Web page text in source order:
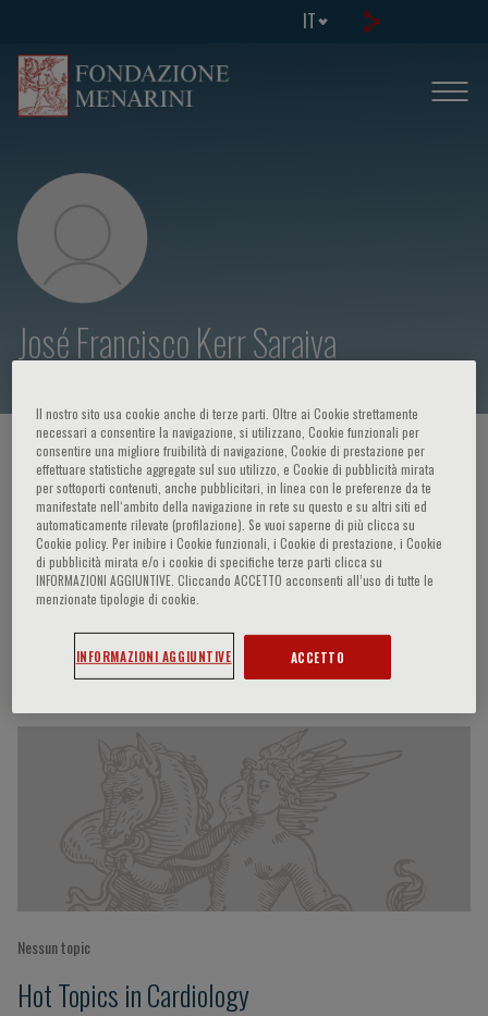
IT
José Francisco Kerr Saraiva
HOME PAGE / CORSI ED EVENTI / RELATORE
José Francisco Kerr Saraiva
Partecipazioni del relatore
Nessun topic
Hot Topics in Cardiology
Il nostro sito usa cookie anche di terze parti. Oltre ai Cookie strettamente
necessari a consentire la navigazione, si utilizzano, Cookie funzionali per
consentire una migliore fruibilità di navigazione, Cookie di prestazione per
effettuare statistiche aggregate sul suo utilizzo, e Cookie di pubblicità mirata
per sottoporti contenuti, anche pubblicitari, in linea con le preferenze da te
manifestate nell‘ambito della navigazione in rete su questo e su altri siti ed
automaticamente rilevate (profilazione). Se vuoi saperne di più clicca su
Cookie policy. Per inibire i Cookie funzionali, i Cookie di prestazione, i Cookie
di pubblicità mirata e/o i cookie di specifiche terze parti clicca su
INFORMAZIONI AGGIUNTIVE. Cliccando ACCETTO acconsenti all’uso di tutte le
menzionate tipologie di cookie.
INFORMAZIONI AGGIUNTIVE ACCETTO